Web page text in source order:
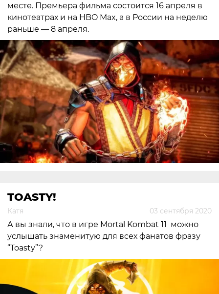
месте. Премьера фильма состоится 16 апреля в
кинотеатрах и на HBO Max, а в России на неделю
раньше — 8 апреля.
TOASTY!
Катя 03 сентября 2020
А вы знали, что в игре Mortal Kombat 11 можно
услышать знаменитую для всех фанатов фразу
“Toasty”?